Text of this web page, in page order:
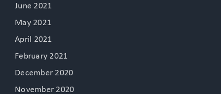
June 2021
May 2021
April 2021
February 2021
December 2020
November 2020